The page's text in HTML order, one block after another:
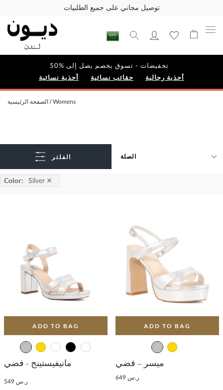
توصيل مجاني على جميع الطلبيات
تخفيضات - تسوق بخصم يصل إلى %50
أحذية نسائية حقائب نسائية أحذية رجالية
Womens
الفلتر
Color: Silver ✕
ADD TO BAG
مانيفيستينج - فضي
ر.س 549
ADD TO BAG
ميسر – فضي
ر.س 649